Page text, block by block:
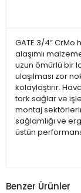
GATE 3/4”
alaşımlı
uzun ömürlü bir
ulaşılması zor
kolaylaştırır.
tork sağlar ve
montaj
sağlamlığı ve
üstün
Benzer Ürünler